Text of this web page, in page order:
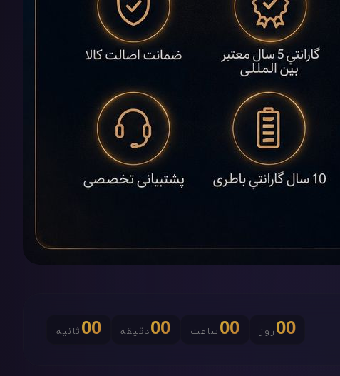
00 روز 00 ساعت 00دقیقه 00 ثانیه